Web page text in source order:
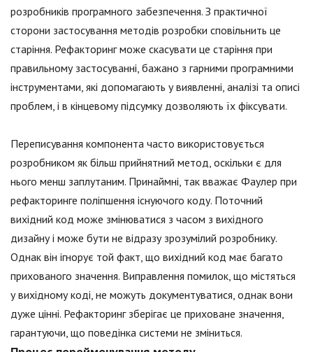
розробників програмного забезпечення. З практичної
сторони застосування методів розробки сповільнить це
старіння. Рефакторинг може скасувати це старіння при
правильному застосуванні, бажано з гарними програмними
інструментами, які допомагають у виявленні, аналізі та описі
проблем, і в кінцевому підсумку дозволяють їх фіксувати.
Переписування компонента часто використовується
розробником як більш прийнятний метод, оскільки є для
нього менш заплутаним. Принаймні, так вважає Фаулер при
рефакторинге поліпшення існуючого коду. Поточний
вихідний код може змінюватися з часом з вихідного
дизайну і може бути не відразу зрозумілий розробнику.
Однак він ігнорує той факт, що вихідний код має багато
прихованого значення. Виправлення помилок, що містяться
у вихідному коді, не можуть документуватися, однак вони
дуже цінні. Рефакторинг зберігає це приховане значення,
гарантуючи, що поведінка системи не зміниться.